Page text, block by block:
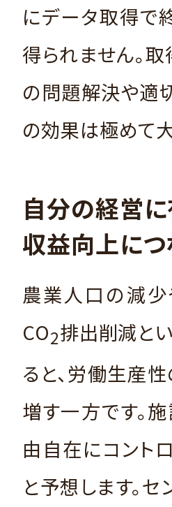
にデータ取得で
得られません。
の問題解決や適
の効果は極めて大
自分の経営
収益向上につ
農業人口の減少
CO2排出削減と
ると、労働生産
増す一方です。
由自在にコント
と予想します。